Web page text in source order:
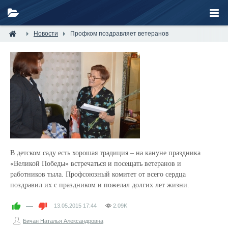
Новости Профком поздравляет ветеранов
В детском саду есть хорошая традиция – на кануне праздника
«Великой Победы» встречаться и посещать ветеранов и
работников тыла. Профсоюзный комитет от всего сердца
поздравил их с праздником и пожелал долгих лет жизни.
— 13.05.2015 17:44 2.09K
Бичан Наталья Александровна